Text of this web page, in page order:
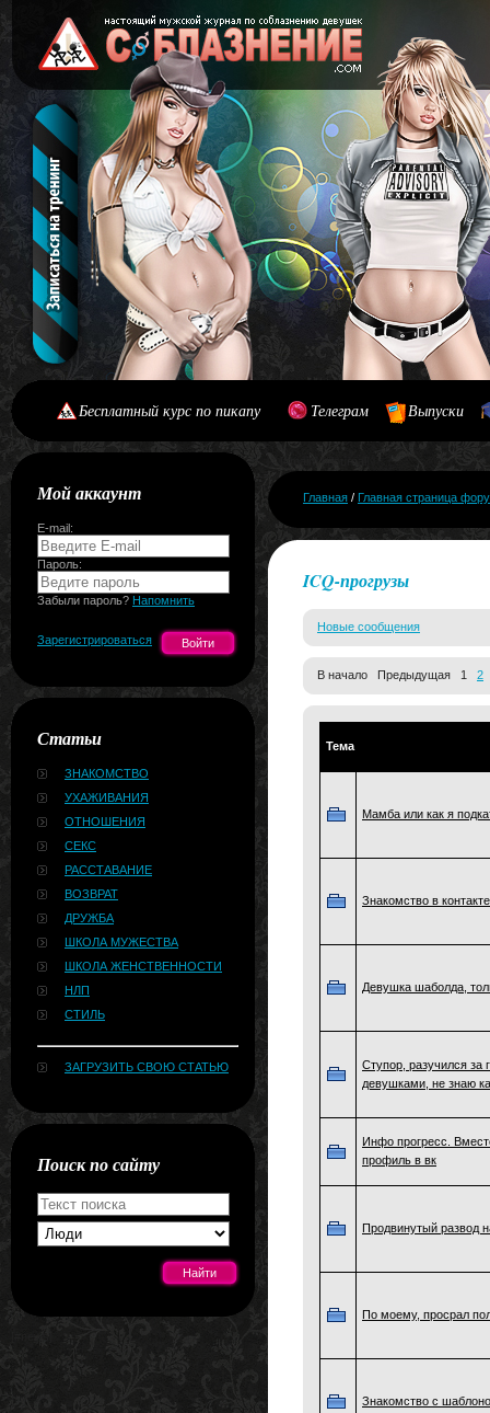
Бесплатный курс по пикапу Телеграм Выпуски
Мой аккаунт
E-mail:
Пароль:
Забыли пароль? Напомнить
Зарегистрироваться
Статьи
ЗНАКОМСТВО
УХАЖИВАНИЯ
ОТНОШЕНИЯ
СЕКС
РАССТАВАНИЕ
ВОЗВРАТ
ДРУЖБА
ШКОЛА МУЖЕСТВА
ШКОЛА ЖЕНСТВЕННОСТИ
НЛП
СТИЛЬ
ЗАГРУЗИТЬ СВОЮ СТАТЬЮ
Поиск по сайту
Главная / Главная страница
ICQ-прогрузы
Новые сообщения
В начало Предыдущая 1 2
Тема
Мамба или как я
Знакомство в
Девушка шаболда,
Ступор, разучился за
девушками, не знаю
Инфо прогресс.
профиль в вк
Продвинутый развод
По моему, просрал
Знакомство с